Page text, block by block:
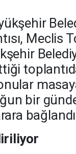
Meclis
bir